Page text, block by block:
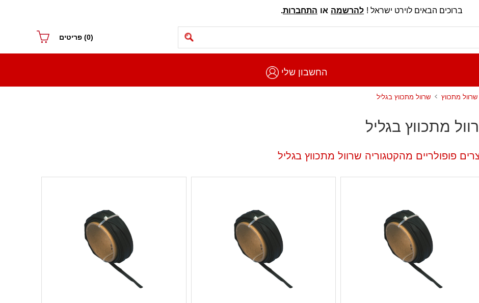
ברוכים הבאים לוירט ישראל ! להרשמה או התחברות.
(0) פריטים
החשבון שלי
שרוול מתכווץ שרוול מתכווץ בגליל
מתכווץ בגליל
פופולריים מהקטגוריה שרוול מתכווץ בגליל